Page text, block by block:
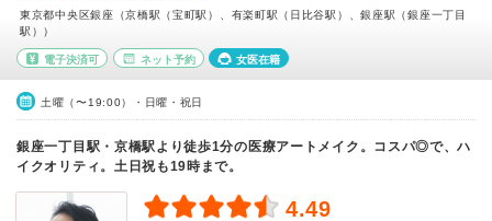
東京都中央区銀座（京橋駅（宝町駅）、有楽町駅（日比谷駅）、銀座駅（銀座一丁目
駅））
電子決済可 ネット予約 女医在籍
土曜（〜19:00）・日曜・祝日
銀座一丁目駅・京橋駅より徒歩1分の医療アートメイク。コスパ◎で、ハ
イクオリティ。土日祝も19時まで。
4.49